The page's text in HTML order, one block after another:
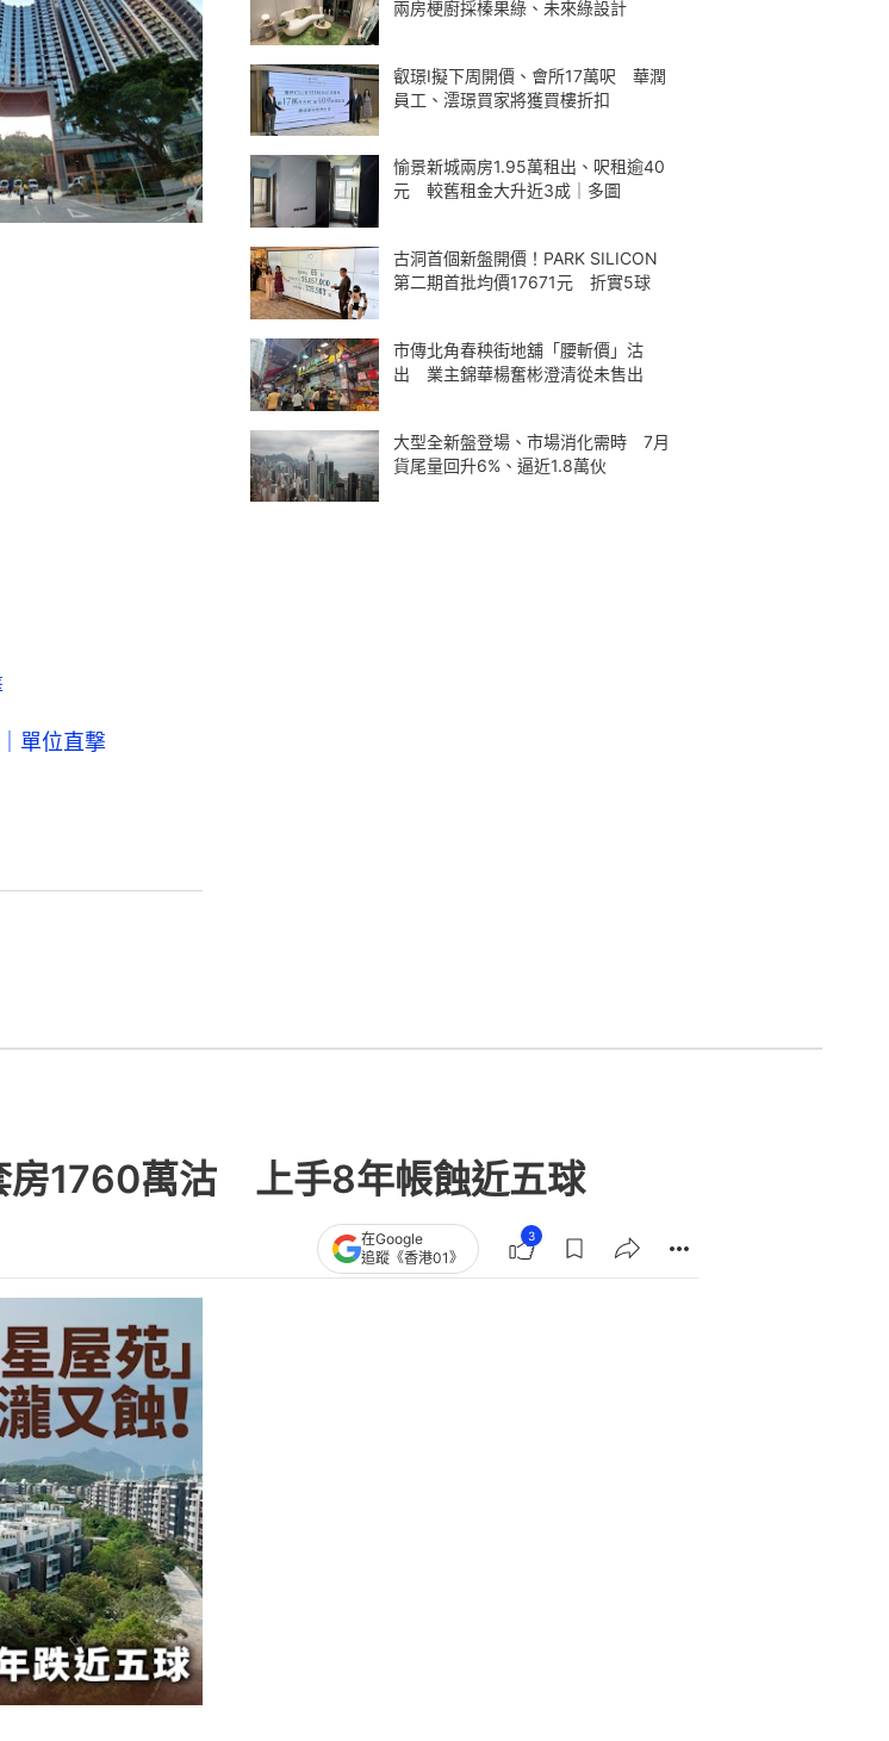
單位直撃
兩房梗廚採榛果綠、未來綠設計
叡璟I擬下周開價、會所17萬呎 華潤
員工、澐璟買家將獲買樓折扣
愉景新城兩房1.95萬租出、呎租逾40
元 較舊租金大升近3成｜多圖
古洞首個新盤開價！PARK SILICON
第二期首批均價17671元 折實5球
市傳北角春秧街地舖「腰斬價」沽
出 業主錦華楊奮彬澄清從未售出
大型全新盤登場、市場消化需時 7月
貨尾量回升6%、逼近1.8萬伙
房1760萬沽 上手8年帳蝕近五球
在Google
追蹤《香港01》
3